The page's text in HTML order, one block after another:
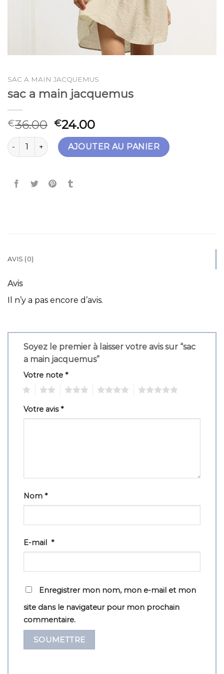
SAC A MAIN JACQUEMUS
sac a main jacquemus
€36.00 €24.00
quantité de sac a main jacquemus
AJOUTER AU PANIER
AVIS (0)
Avis
Il n’y a pas encore d’avis.
Soyez le premier à laisser votre avis sur “sac
a main jacquemus”
Votre note *
Votre avis*
Nom *
E-mail *
Enregistrer mon nom, mon e-mail et mon
site dans le navigateur pour mon prochain
commentaire.